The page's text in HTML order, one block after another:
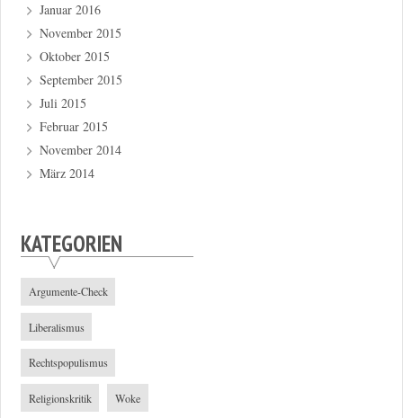
Januar 2016
November 2015
Oktober 2015
September 2015
Juli 2015
Februar 2015
November 2014
März 2014
KATEGORIEN
Argumente-Check
Liberalismus
Rechtspopulismus
Religionskritik Woke